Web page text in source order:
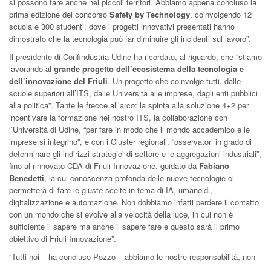
prima edizione del concorso Safety by Technology, coinvolgendo 12
scuola e 300 studenti, dove i progetti innovativi presentati hanno
dimostrato che la tecnologia può far diminuire gli incidenti sul lavoro”.
Il presidente di Confindustria Udine ha ricordato, al riguardo, che “stiamo
lavorando al grande progetto dell’ecosistema della tecnologia e
dell’innovazione del Friuli. Un progetto che coinvolge tutti, dalle
scuole superiori all’ITS, dalle Università alle imprese, dagli enti pubblici
alla politica”. Tante le frecce all’arco: la spinta alla soluzione 4+2 per
incentivare la formazione nel nostro ITS, la collaborazione con
l’Università di Udine, “per fare in modo che il mondo accademico e le
imprese si integrino”, e con i Cluster regionali, “osservatori in grado di
determinare gli indirizzi strategici di settore e le aggregazioni industriali”,
fino al rinnovato CDA di Friuli Innovazione, guidato da Fabiano
Benedetti, la cui conoscenza profonda delle nuove tecnologie ci
permetterà di fare le giuste scelte in tema di IA, umanoidi,
digitalizzazione e automazione. Non dobbiamo infatti perdere il contatto
con un mondo che si evolve alla velocità della luce, in cui non è
sufficiente il sapere ma anche il sapere fare e questo sarà il primo
obiettivo di Friuli Innovazione”.
“Tutti noi – ha concluso Pozzo – abbiamo le nostre responsabilità, non